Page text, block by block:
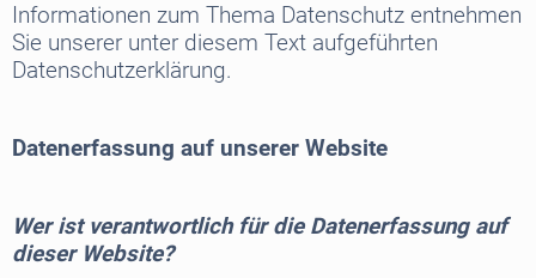
Informationen zum Thema Datenschutz entnehmen
Sie unserer unter diesem Text aufgeführten
Datenschutzerklärung.
Datenerfassung auf unserer Website
Wer ist verantwortlich für die Datenerfassung auf
dieser Website?